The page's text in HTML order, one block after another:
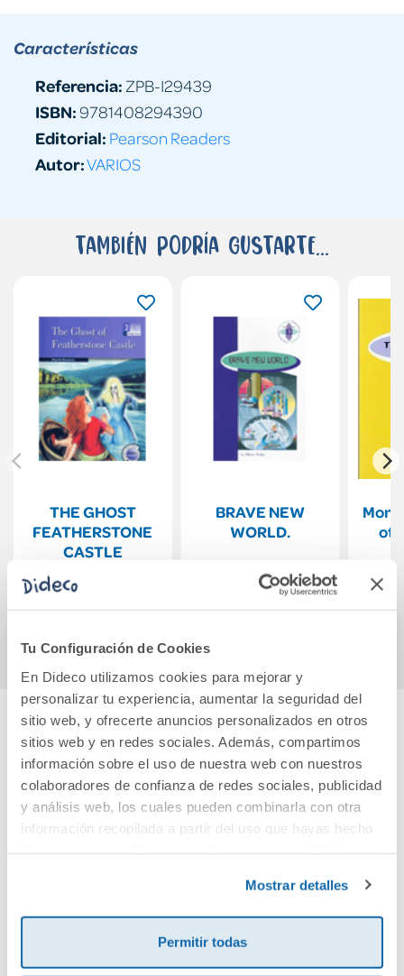
Tu Configuración de Cookies
En Dideco utilizamos cookies para mejorar y
personalizar tu experiencia, aumentar la seguridad del
sitio web, y ofrecerte anuncios personalizados en otros
sitios web y en redes sociales. Además, compartimos
información sobre el uso de nuestra web con nuestros
colaboradores de confianza de redes sociales, publicidad
y análisis web, los cuales pueden combinarla con otra
información recopilada a partir del uso que hayas hecho
Mostrar detalles
Permitir todas
Características
Referencia: ZPB-I29439
ISBN:9781408294390
Editorial: Pearson Readers
Autor:VARIOS
También podría gustarte...
THE GHOST
FEATHERSTONE
CASTLE
11,45€
BRAVE NEW
WORLD.
8,55€
Cuéntanos tu opinión
¡Sé el primero en valorar este producto!